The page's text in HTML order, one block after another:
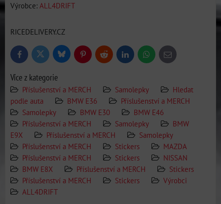
Výrobce: ALL4DRIFT
RICEDELIVERY.CZ
FacebookTwitter BlueskyPinterestReddit LinkedInWhatsApp
E-
mail
Více z kategorie
Příslušenství a MERCH Samolepky
Hledat
podle auta
BMW E36
Příslušenství a MERCH
Samolepky
BMW E30
BMW E46
Příslušenství a MERCH
Samolepky
BMW
E9X
Příslušenství a MERCH
Samolepky
Příslušenství a MERCH
Stickers
MAZDA
Příslušenství a MERCH
Stickers
NISSAN
BMW E8X
Příslušenství a MERCH
Stickers
Příslušenství a MERCH
Stickers
Výrobci
ALL4DRIFT